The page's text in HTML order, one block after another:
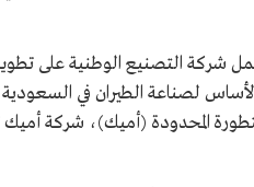
شركة التصنيع الوطنية على
لصناعة الطيران في
المحدودة (أميك)، شركة أميك